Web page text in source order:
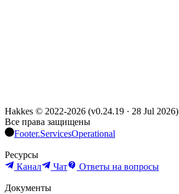
Hakkes © 2022-2026 (v0.24.19 · 28 Jul 2026)
Все права защищены
Footer.ServicesOperational
Ресурсы
Канал
Чат Ответы на вопросы
Документы